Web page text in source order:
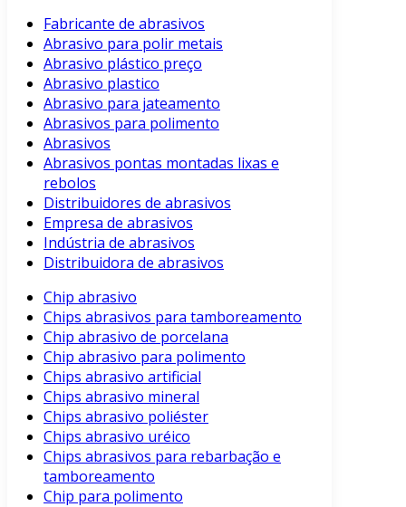
Fabricante de abrasivos
Abrasivo para polir metais
Abrasivo plástico preço
Abrasivo plastico
Abrasivo para jateamento
Abrasivos para polimento
Abrasivos
Abrasivos pontas montadas lixas e
rebolos
Distribuidores de abrasivos
Empresa de abrasivos
Indústria de abrasivos
Distribuidora de abrasivos
Chip abrasivo
Chips abrasivos para tamboreamento
Chip abrasivo de porcelana
Chip abrasivo para polimento
Chips abrasivo artificial
Chips abrasivo mineral
Chips abrasivo poliéster
Chips abrasivo uréico
Chips abrasivos para rebarbação e
tamboreamento
Chip para polimento